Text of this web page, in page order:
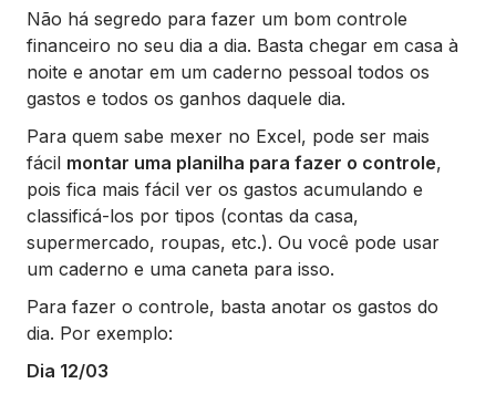
Não há segredo para fazer um bom controle
financeiro no seu dia a dia. Basta chegar em casa à
noite e anotar em um caderno pessoal todos os
gastos e todos os ganhos daquele dia.
Para quem sabe mexer no Excel, pode ser mais
fácil montar uma planilha para fazer o controle,
pois fica mais fácil ver os gastos acumulando e
classificá-los por tipos (contas da casa,
supermercado, roupas, etc.). Ou você pode usar
um caderno e uma caneta para isso.
Para fazer o controle, basta anotar os gastos do
dia. Por exemplo:
Dia 12/03